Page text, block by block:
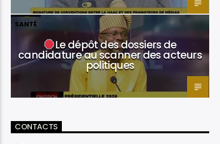
SANTÉ
Le dépôt des dossiers de
candidature au scanner des acteurs
politiques
CONTACTS